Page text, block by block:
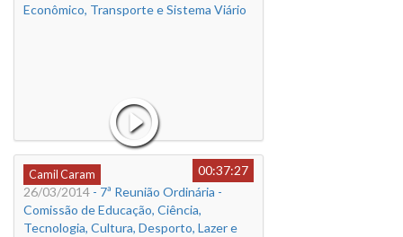
Econômico, Transporte e Sistema Viário
Camil Caram
00:37:27
26/03/2014 - 7ª Reunião Ordinária -
Comissão de Educação, Ciência,
Tecnologia, Cultura, Desporto, Lazer e